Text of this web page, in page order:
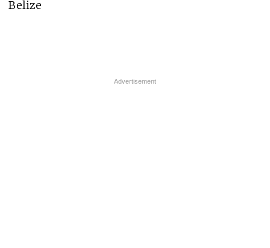
Belize